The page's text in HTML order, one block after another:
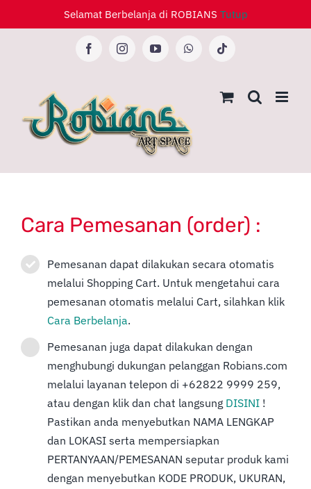
Selamat Berbelanja di ROBIANS Tutup
FacebookInstagramYouTubeWhatsAppTiktok
Cara Pemesanan (order) :
Pemesanan dapat dilakukan secara otomatis
melalui Shopping Cart. Untuk mengetahui cara
pemesanan otomatis melalui Cart, silahkan klik
Cara Berbelanja.
Pemesanan juga dapat dilakukan dengan
menghubungi dukungan pelanggan Robians.com
melalui layanan telepon di +62822 9999 259,
atau dengan klik dan chat langsung DISINI !
Pastikan anda menyebutkan NAMA LENGKAP
dan LOKASI serta mempersiapkan
PERTANYAAN/PEMESANAN seputar produk kami
dengan menyebutkan KODE PRODUK, UKURAN,